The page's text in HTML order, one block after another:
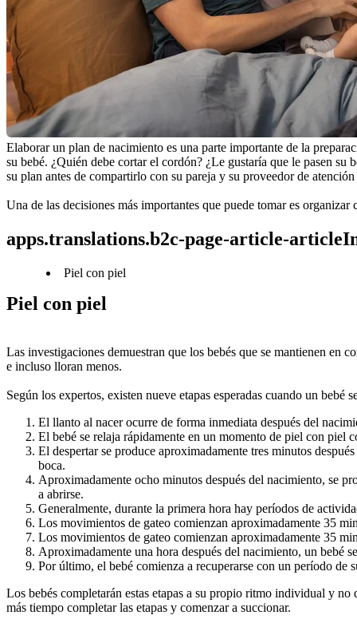
Elaborar un plan de nacimiento es una parte importante de la
su bebé. ¿Quién debe cortar el cordón? ¿Le gustaría que le pasen
su plan antes de compartirlo con su pareja y su proveedor de
Una de las decisiones más importantes que puede tomar es
apps.translations.b2c-page-article-
Piel con piel
Piel con piel
Las investigaciones demuestran que los bebés que se mantienen en
e incluso lloran menos.
Según los expertos, existen nueve etapas esperadas cuando un
El llanto al nacer ocurre de forma inmediata después del
El bebé se relaja rápidamente en un momento de piel con piel
El despertar se produce aproximadamente tres minutos
boca.
Aproximadamente ocho minutos después del nacimiento, se
a abrirse.
Generalmente, durante la primera hora hay períodos de
Los movimientos de gateo comienzan aproximadamente 35
Los movimientos de gateo comienzan aproximadamente 35
Aproximadamente una hora después del nacimiento, un bebé
Por último, el bebé comienza a recuperarse con un período de
Los bebés completarán estas etapas a su propio ritmo individual y
más tiempo completar las etapas y comenzar a succionar.